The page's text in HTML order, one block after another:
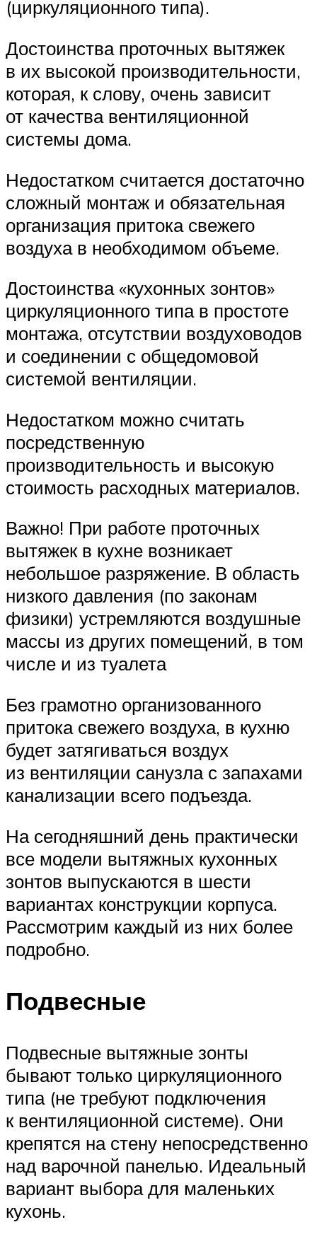
(циркуляционного типа).
Достоинства проточных вытяжек
в их высокой производительности,
которая, к слову, очень зависит
от качества вентиляционной
системы дома.
Недостатком считается достаточно
сложный монтаж и обязательная
организация притока свежего
воздуха в необходимом объеме.
Достоинства «кухонных зонтов»
циркуляционного типа в простоте
монтажа, отсутствии воздуховодов
и соединении с общедомовой
системой вентиляции.
Недостатком можно считать
посредственную
производительность и высокую
стоимость расходных материалов.
Важно! При работе проточных
вытяжек в кухне возникает
небольшое разряжение. В область
низкого давления (по законам
физики) устремляются воздушные
массы из других помещений, в том
числе и из туалета
Без грамотно организованного
притока свежего воздуха, в кухню
будет затягиваться воздух
из вентиляции санузла с запахами
канализации всего подъезда.
На сегодняшний день практически
все модели вытяжных кухонных
зонтов выпускаются в шести
вариантах конструкции корпуса.
Рассмотрим каждый из них более
подробно.
Подвесные
Подвесные вытяжные зонты
бывают только циркуляционного
типа (не требуют подключения
к вентиляционной системе). Они
крепятся на стену непосредственно
над варочной панелью. Идеальный
вариант выбора для маленьких
кухонь.